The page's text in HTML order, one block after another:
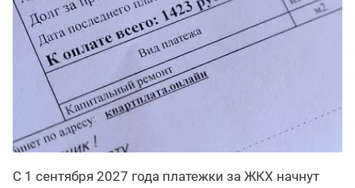
С 1 сентября 2027 года платежки за ЖКХ начнут